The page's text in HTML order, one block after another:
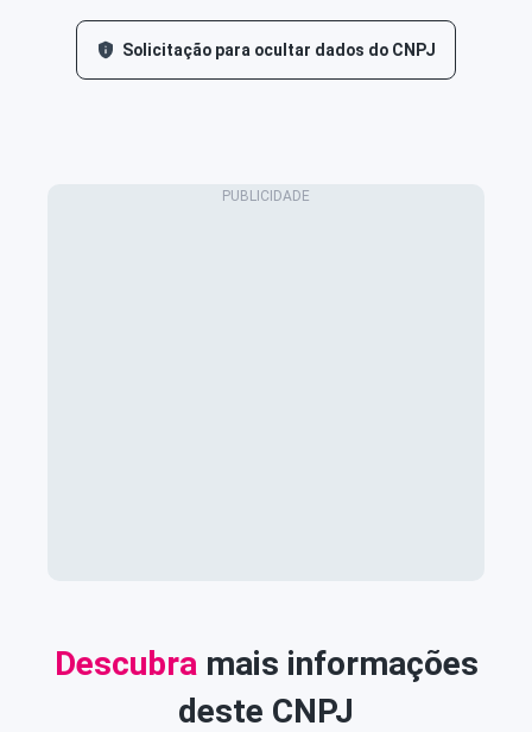
Solicitação para ocultar dados do CNPJ
Descubra mais informações
deste CNPJ